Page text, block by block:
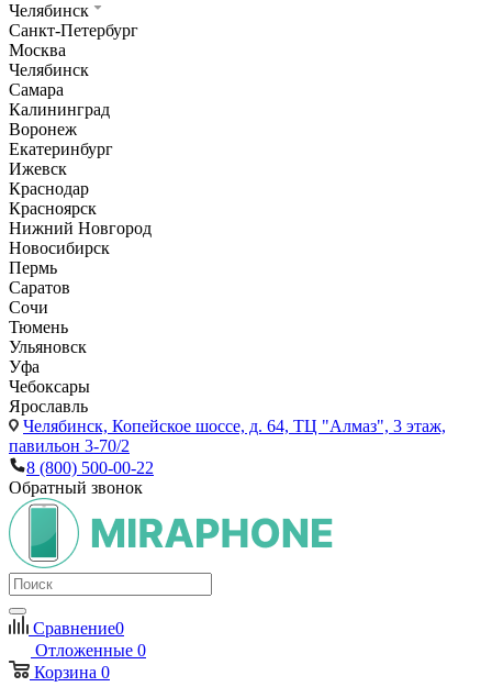
Челябинск
Санкт-Петербург
Москва
Челябинск
Самара
Калининград
Воронеж
Екатеринбург
Ижевск
Краснодар
Красноярск
Нижний Новгород
Новосибирск
Пермь
Саратов
Сочи
Тюмень
Ульяновск
Уфа
Чебоксары
Ярославль
Челябинск, Копейское шоссе, д. 64, ТЦ "Алмаз", 3 этаж,
павильон 3-70/2
8 (800) 500-00-22
Обратный звонок
Сравнение0
Отложенные 0
Корзина 0